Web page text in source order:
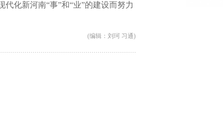
代化新河南“事”和“业”的建设而努力
(编辑：刘珂 习通)